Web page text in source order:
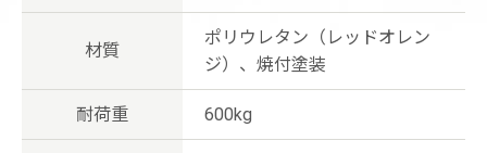
材質
ポリウレタン（レッドオレン
ジ）、焼付塗装
耐荷重 600kg